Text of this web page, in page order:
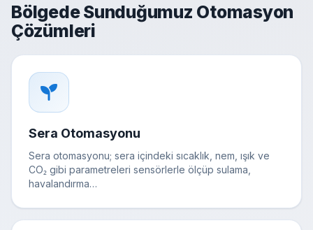
Bölgede Sunduğumuz Otomasyon
Çözümleri
Sera Otomasyonu
Sera otomasyonu; sera içindeki sıcaklık, nem, ışık ve
CO₂ gibi parametreleri sensörlerle ölçüp sulama,
havalandırma…